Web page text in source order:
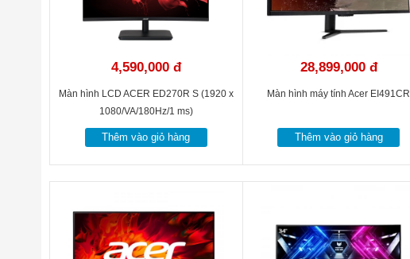
Tính hiệu đầu vào:
Khối lượng sản phẩm (kg):
4,590,000 đ
Màn hình LCD ACER ED270R S (1920 x
1080/VA/180Hz/1 ms)
Thêm vào giỏ hàng
28,899,000 đ
Màn hình máy tính Acer EI491CR
Thêm vào giỏ hàng